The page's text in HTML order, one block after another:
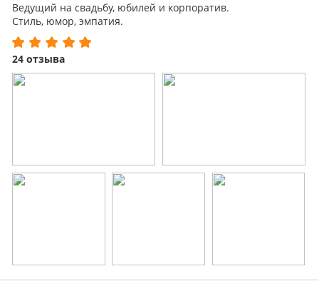
Ведущий на свадьбу, юбилей и корпоратив.
Стиль, юмор, эмпатия.
24 отзыва